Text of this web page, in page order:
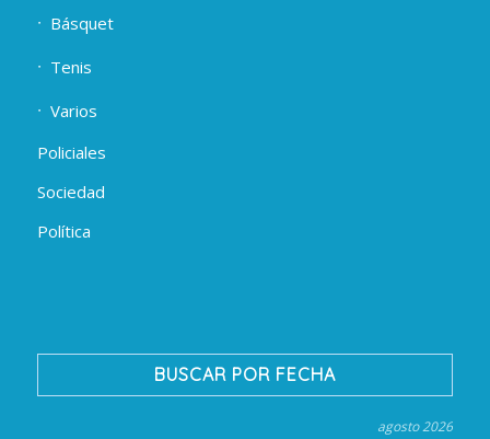
Básquet
Tenis
Varios
Policiales
Sociedad
Política
BUSCAR POR FECHA
agosto 2026